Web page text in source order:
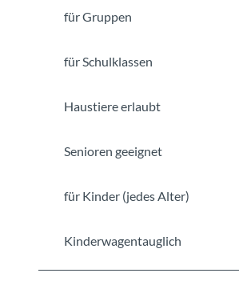
für Gruppen
für Schulklassen
Haustiere erlaubt
Senioren geeignet
für Kinder (jedes Alter)
Kinderwagentauglich